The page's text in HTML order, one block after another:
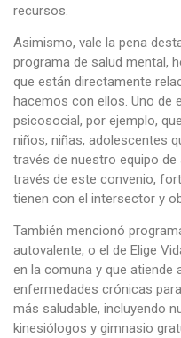
recursos.
Asimismo, vale la pena
programa de salud mental,
que están directamente
hacemos con ellos. Uno de
psicosocial, por ejemplo,
niños, niñas, adolescentes
través de nuestro equipo
través de este convenio,
tienen con el intersector y
También mencionó
autovalente, o el de Elige
en la comuna y que atiende
enfermedades crónicas
más saludable, incluyendo
kinesiólogos y gimnasio